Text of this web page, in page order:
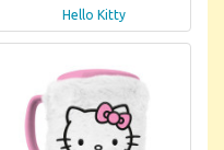
Hello Kitty